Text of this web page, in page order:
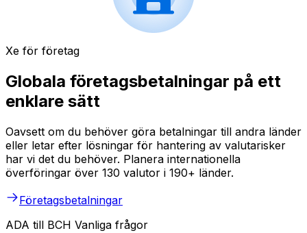
Xe för företag
Globala företagsbetalningar på ett
enklare sätt
Oavsett om du behöver göra betalningar till andra länder
eller letar efter lösningar för hantering av valutarisker
har vi det du behöver. Planera internationella
överföringar över 130 valutor i 190+ länder.
Företagsbetalningar
ADA till BCH Vanliga frågor